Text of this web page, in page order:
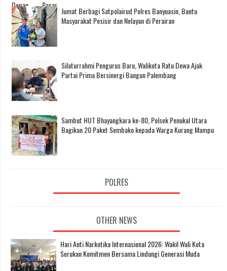
Jumat Berbagi Satpolairud Polres Banyuasin, Bantu
Masyarakat Pesisir dan Nelayan di Perairan
Silaturrahmi Pengurus Baru, Walikota Ratu Dewa Ajak
Partai Prima Bersinergi Bangun Palembang
Sambut HUT Bhayangkara ke-80, Polsek Penukal Utara
Bagikan 20 Paket Sembako kepada Warga Kurang Mampu
POLRES
OTHER NEWS
Hari Anti Narkotika Internasional 2026: Wakil Wali Kota
Serukan Komitmen Bersama Lindungi Generasi Muda